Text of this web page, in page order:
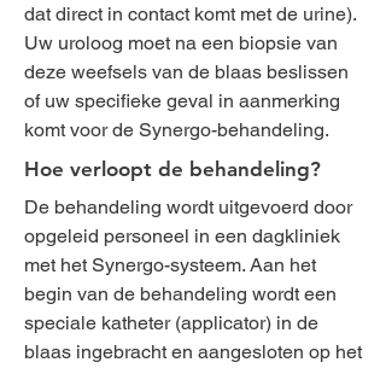
dat direct in contact komt met de urine).
Uw uroloog moet na een biopsie van
deze weefsels van de blaas beslissen
of uw specifieke geval in aanmerking
komt voor de Synergo-behandeling.
Hoe verloopt de behandeling?
De behandeling wordt uitgevoerd door
opgeleid personeel in een dagkliniek
met het Synergo-systeem. Aan het
begin van de behandeling wordt een
speciale katheter (applicator) in de
blaas ingebracht en aangesloten op het